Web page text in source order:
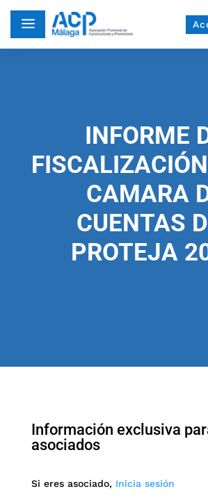
a
INFORME
CAMARA
CUENTAS
PROTEJA
Información exclusiva
asociados
Si eres asociado, Inicia sesión